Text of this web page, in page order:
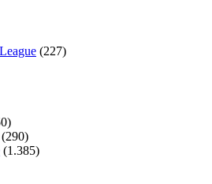
(227)
(290)
(1.385)